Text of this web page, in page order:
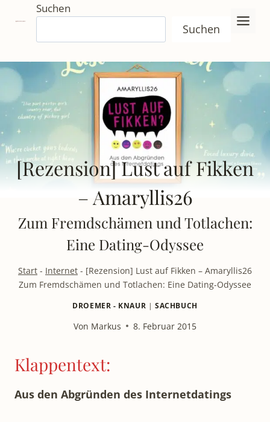
Inhalt
springen
Suchen
Suchen
[Rezension] Lust auf Fikken
– Amaryllis26
Zum Fremdschämen und Totlachen:
Eine Dating-Odyssee
Start - Internet - [Rezension] Lust auf Fikken – Amaryllis26
Zum Fremdschämen und Totlachen: Eine Dating-Odyssee
DROEMER - KNAUR | SACHBUCH
Von Markus 8. Februar 2015
Klappentext:
Aus den Abgründen des Internetdatings